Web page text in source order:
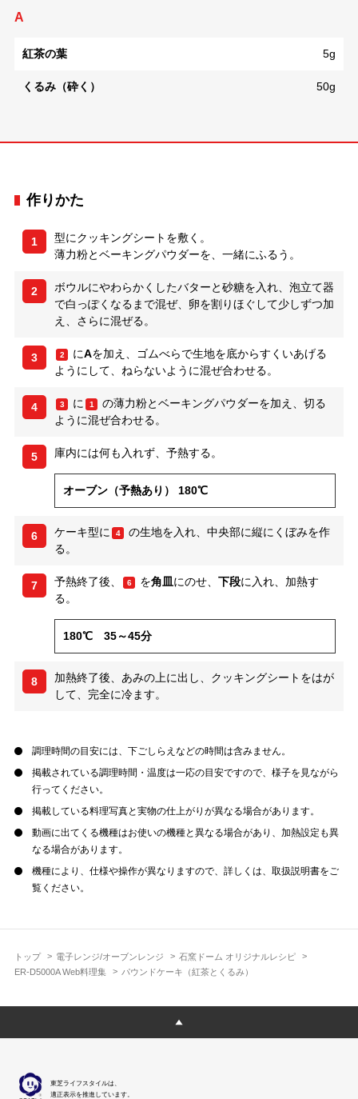
トップ 電子レンジ/オーブンレンジ
石窯ドーム オリジナルレシピ
ER-D5000A Web料理集
パウンドケーキ（紅茶とくるみ）
A
紅茶の葉 5g
くるみ（砕く） 50g
作りかた
1
型にクッキングシートを敷く。
薄力粉とベーキングパウダーを、一緒にふるう。
2
ボウルにやわらかくしたバターと砂糖を入れ、泡立て器
で白っぽくなるまで混ぜ、卵を割りほぐして少しずつ加
え、さらに混ぜる。
3 2 にAを加え、ゴムべらで生地を底からすくいあげる
ようにして、ねらないように混ぜ合わせる。
4 3 に 1
の薄力粉とベーキングパウダーを加え、切る
ように混ぜ合わせる。
5 庫内には何も入れず、予熱する。
オーブン（予熱あり） 180℃
6 ケーキ型に 4
の生地を入れ、中央部に縦にくぼみを作
る。
7 予熱終了後、 6 を角皿にのせ、 下段に入れ、加熱す
る。
180℃ 35～45分
8
加熱終了後、あみの上に出し、クッキングシートをはが
して、完全に冷ます。
調理時間の目安には、下ごしらえなどの時間は含みません。
掲載されている調理時間・温度は一応の目安ですので、様子を見ながら
行ってください。
掲載している料理写真と実物の仕上がりが異なる場合があります。
動画に出てくる機種はお使いの機種と異なる場合があり、加熱設定も異
なる場合があります。
機種により、仕様や操作が異なりますので、詳しくは、取扱説明書をご
覧ください。
東芝ライフスタイルは、
適正表示を推進しています。